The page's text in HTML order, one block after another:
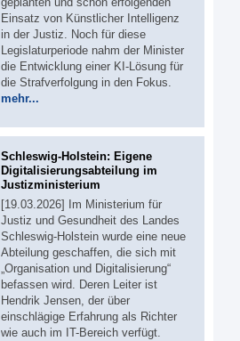
Einsatz von Künstlicher Intelligenz
in der Justiz. Noch für diese
Legislaturperiode nahm der Minister
die Entwicklung einer KI-Lösung für
die Strafverfolgung in den Fokus.
mehr...
Schleswig-Holstein: Eigene
Digitalisierungsabteilung im
Justizministerium
[19.03.2026] Im Ministerium für
Justiz und Gesundheit des Landes
Schleswig-Holstein wurde eine neue
Abteilung geschaffen, die sich mit
„Organisation und Digitalisierung“
befassen wird. Deren Leiter ist
Hendrik Jensen, der über
einschlägige Erfahrung als Richter
wie auch im IT-Bereich verfügt.